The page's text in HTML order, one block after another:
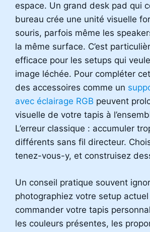
espace. Un grand desk pad qui
bureau crée une unité visuelle
souris, parfois même les
la même surface. C’est
efficace pour les setups qui
image léchée. Pour compléter
des accessoires comme un
avec éclairage RGB peuvent
visuelle de votre tapis à
L’erreur classique : accumuler
différents sans fil directeur.
tenez-vous-y, et construisez
Un conseil pratique souvent
photographiez votre setup
commander votre tapis
les couleurs présentes, les